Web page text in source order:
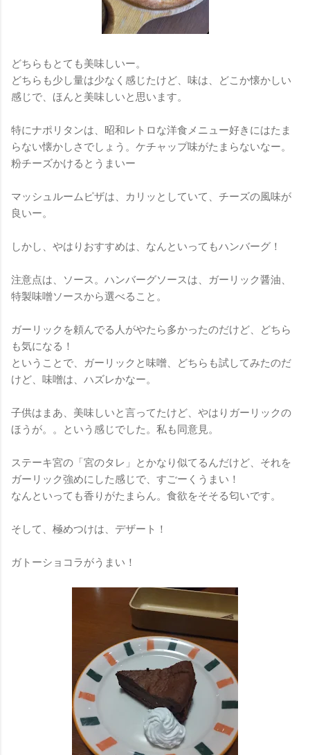
どちらもとても美味しいー。
どちらも少し量は少なく感じたけど、味は、どこか懐かしい
感じで、ほんと美味しいと思います。
特にナポリタンは、昭和レトロな洋食メニュー好きにはたま
らない懐かしさでしょう。ケチャップ味がたまらないなー。
粉チーズかけるとうまいー
マッシュルームピザは、カリッとしていて、チーズの風味が
良いー。
しかし、やはりおすすめは、なんといってもハンバーグ！
注意点は、ソース。ハンバーグソースは、ガーリック醤油、
特製味噌ソースから選べること。
ガーリックを頼んでる人がやたら多かったのだけど、どちら
も気になる！
ということで、ガーリックと味噌、どちらも試してみたのだ
けど、味噌は、ハズレかなー。
子供はまあ、美味しいと言ってたけど、やはりガーリックの
ほうが。。という感じでした。私も同意見。
ステーキ宮の「宮のタレ」とかなり似てるんだけど、それを
ガーリック強めにした感じで、すごーくうまい！
なんといっても香りがたまらん。食欲をそそる匂いです。
そして、極めつけは、デザート！
ガトーショコラがうまい！